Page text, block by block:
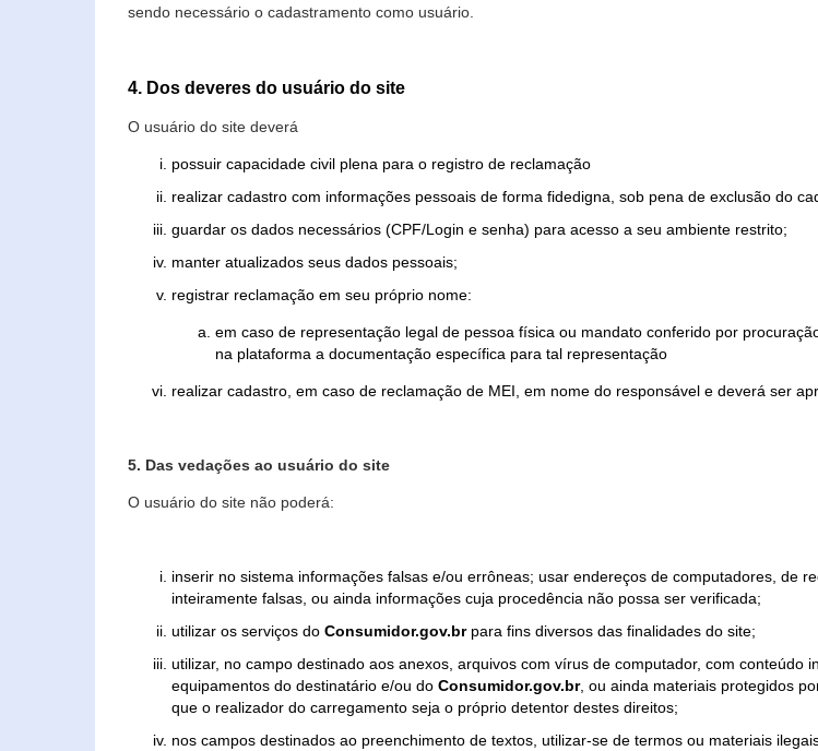
sendo necessário o cadastramento como usuário.
4. Dos deveres do usuário do site
O usuário do site deverá
possuir capacidade civil plena para o registro de reclamação
realizar cadastro com informações pessoais de forma fidedigna, sob pena de exclusão do
guardar os dados necessários (CPF/Login e senha) para acesso a seu ambiente restrito;
manter atualizados seus dados pessoais;
registrar reclamação em seu próprio nome:
em caso de representação legal de pessoa física ou mandato conferido por
na plataforma a documentação específica para tal representação
realizar cadastro, em caso de reclamação de MEI, em nome do responsável e deverá ser
5. Das vedações ao usuário do site
O usuário do site não poderá:
inserir no sistema informações falsas e/ou errôneas; usar endereços de computadores, de
inteiramente falsas, ou ainda informações cuja procedência não possa ser verificada;
utilizar os serviços do Consumidor.gov.brpara fins diversos das finalidades do site;
utilizar, no campo destinado aos anexos, arquivos com vírus de computador, com
equipamentos do destinatário e/ou do Consumidor.gov.br, ou ainda materiais protegidos
que o realizador do carregamento seja o próprio detentor destes direitos;
nos campos destinados ao preenchimento de textos, utilizar-se de termos ou materiais